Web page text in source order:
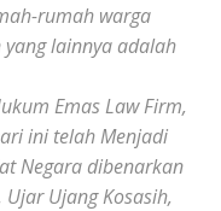
rumah warga
yang lainnya adalah
Emas Law Firm,
ini telah Menjadi
Negara dibenarkan
Ujang Kosasih,